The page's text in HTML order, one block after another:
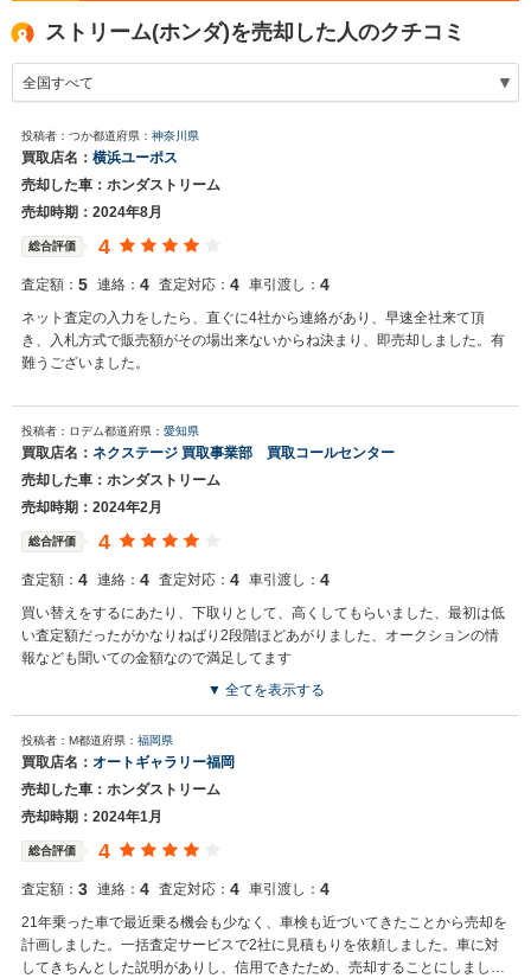
ストリーム(ホンダ)を売却した人のクチコミ
投稿者：つか都道府県： 神奈川県
買取店名： 横浜ユーポス
売却した車：ホンダストリーム
売却時期：2024年8月
総合評価 4
査定額： 5 連絡： 4 査定対応： 4 車引渡し： 4
ネット査定の入力をしたら、直ぐに4社から連絡があり、早速全社来て頂
き、入札方式で販売額がその場出来ないからね決まり、即売却しました。有
難うございました。
投稿者：ロデム都道府県： 愛知県
買取店名： ネクステージ 買取事業部 買取コールセンター
売却した車：ホンダストリーム
売却時期：2024年2月
総合評価 4
査定額： 4 連絡： 4 査定対応： 4 車引渡し： 4
買い替えをするにあたり、下取りとして、高くしてもらいました、最初は低
い査定額だったがかなりねばり2段階ほどあがりました、オークションの情
報なども聞いての金額なので満足してます
買取店からの返信
お世話になっております。 株式会社ネクステージでございます。 この
度はネクステージをご利用いただきまして誠にありがとうございまし
た。 今後もご満足いただけるよう精進してまいります。 スタッフ一
同、またのご利用お待ちしております。
▼ 全てを表示する
投稿者：M都道府県： 福岡県
買取店名： オートギャラリー福岡
売却した車：ホンダストリーム
売却時期：2024年1月
総合評価 4
査定額： 3 連絡： 4 査定対応： 4 車引渡し： 4
21年乗った車で最近乗る機会も少なく、車検も近づいてきたことから売却を
計画しました。一括査定サービスで2社に見積もりを依頼しました。車に対
してきちんとした説明がありし、信用できたため、売却することにしまし